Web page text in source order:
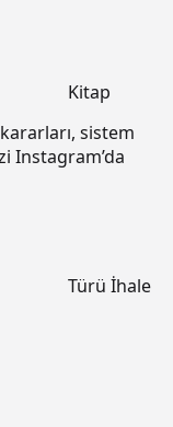
sistem
Instagram’da
Kitap
Türü İhale